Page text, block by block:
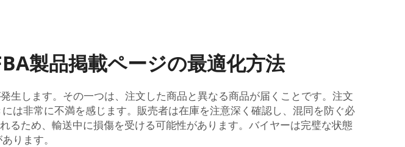
製品掲載ページの最適化方法
生します。その一つは、注文した商品と異なる商品が届くことです。注文
は非常に不満を感じます。販売者は在庫を注意深く確認し、混同を防ぐ必
ため、輸送中に損傷を受ける可能性があります。バイヤーは完璧な状態
ります。